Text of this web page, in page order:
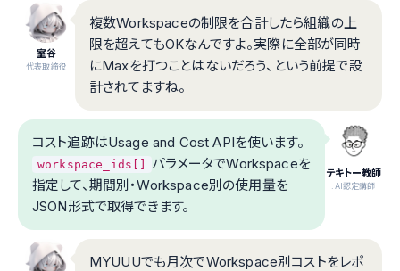
室谷
代表取締役
複数Workspaceの制限を合計したら組織の上
限を超えてもOKなんですよ。実際に全部が同時
にMaxを打つことはないだろう、という前提で設
計されてますね。
テキトー教師
.AI認定講師
コスト追跡はUsage and Cost APIを使います。
workspace_ids[]
パラメータでWorkspaceを
指定して、期間別・Workspace別の使用量を
JSON形式で取得できます。
MYUUUでも月次でWorkspace別コストをレポ